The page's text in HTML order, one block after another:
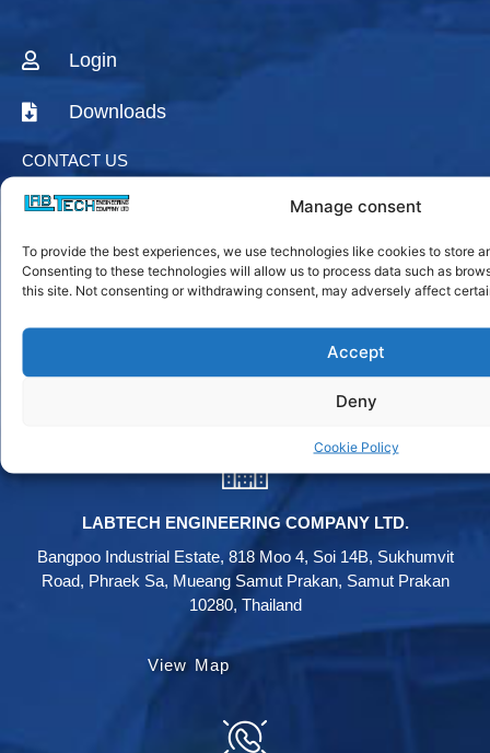
Manage consent
To provide the best experiences, we use technologies like cookies to store
Consenting to these technologies will allow us to process data such as
this site. Not consenting or withdrawing consent, may adversely affect
Accept
Deny
Cookie Policy
Login
Downloads
CONTACT US
AGENTS & DISTRIBUTORS
Labtech Youtube
Channel
LABTECH ENGINEERING COMPANY LTD.
Bangpoo Industrial Estate, 818 Moo 4, Soi 14B, Sukhumvit
Road, Phraek Sa, Mueang Samut Prakan, Samut Prakan
10280, Thailand
View Map